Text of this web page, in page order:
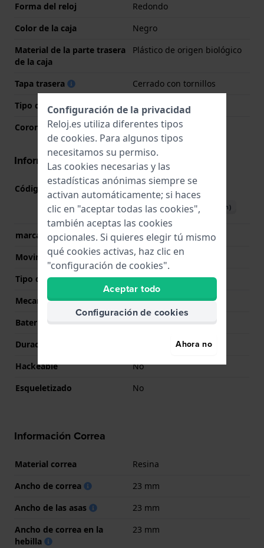
Forma del reloj
Redondo
Color de la caja
Negro
Material de la parte trasera
de la caja
Plástico de origen biológico
Tapa trasera
Cerrado con tornillos
Tipo de cristal
Mineral
Corona
Corona tipo push
Información del movimiento
Código de Movimiento Ver especificaciones
Descargar manual (English)
marca del movimiento
Casio
Movimiento suizo
No
Tipo de pantalla
Digital
Mecanismo
Cuarzo Solar
Batería
No battery needed
Duración de la batería
Hackeable
No
Esqueletizado
No
Información Correa
Material correa
Resina
Ancho de correa
23 mm
Ancho de las asas
23 mm
Ancho de correa en la
hebilla
23 mm
Configuración de la privacidad
Reloj.es utiliza diferentes tipos
de cookies. Para algunos tipos
necesitamos su permiso.
Las cookies necesarias y las
estadísticas anónimas siempre se
activan automáticamente; si haces
clic en "aceptar todas las cookies",
también aceptas las cookies
opcionales. Si quieres elegir tú mismo
qué cookies activas, haz clic en
"configuración de cookies".
Aceptar todo
Configuración de cookies
Ahora no